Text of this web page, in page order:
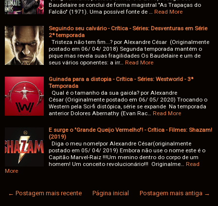
Baudelaire se conclui de forma magistral "As Trapaças do
Falcão" (1971). Uma possível fonte de … Read More
Seguindo seu calvário - Crítica - Séries: Desventuras em Série
2ª temporada
Tristeza não tem fim...? por Alexandre César (Originalmente
postado em 06/ 04/ 2018) Segunda temporada mantém o
pique mas revela suas fragilidades Os Baudelaire e um de
seus vários oponentes: a irr… Read More
Guinada para a distopia - Crítica - Séries: Westworld - 3ª
Temporada
Qual é o tamanho da sua gaiola? por Alexandre
César (Originalmente postado em 06/ 05/ 2020) Trocando o
Western pela Sci-fi distópica, série se expande Na temporada
anterior Dolores Abernathy (Evan Rac… Read More
E surge o "Grande Queijo Vermelho"! - Crítica - Filmes: Shazam!
(2019)
Diga o meu nome!por Alexandre César(originalmente
postado em 05/ 04/ 2019) Embora não use o nome este é o
Capitão Marvel-Raiz !!!Um menino dentro do corpo de um
homem! Um conceito revolucionário!!! Originalme… Read
More
← Postagem mais recente Postagem mais antiga →
Página inicial